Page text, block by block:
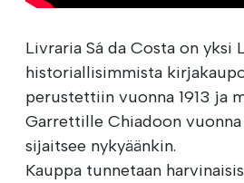
Livraria Sá da Costa on yksi
historiallisimmista
perustettiin vuonna 1913 ja
Garrettille Chiadoon vuonna
sijaitsee nykyäänkin.
Kauppa tunnetaan